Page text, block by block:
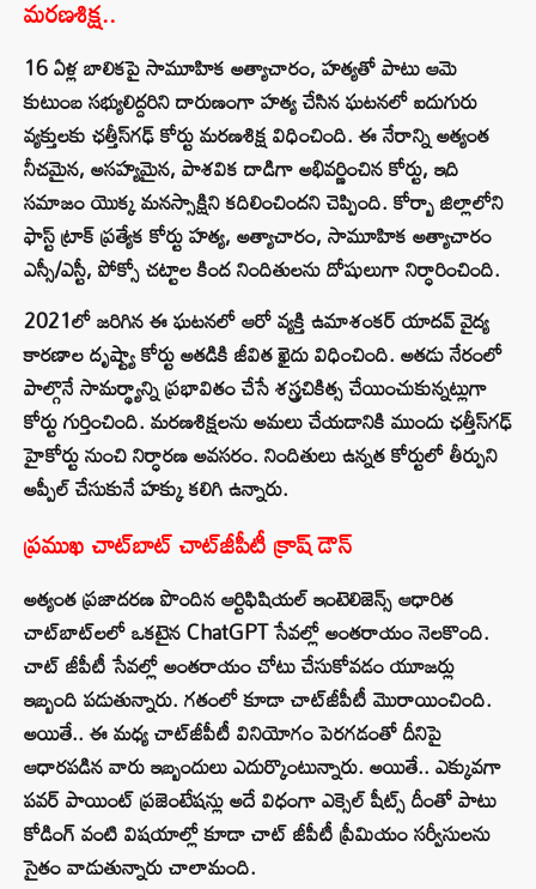
మరణశిక్ష..
16 ఏళ్ల బాలికపై సామూహిక అత్యాచారం, హత్యతో పాటు ఆమె
కుటుంబ సభ్యులిద్దరిని దారుణంగా హత్య చేసిన ఘటనలో ఐదుగురు
వ్యక్తులకు ఛత్తీస్‌గఢ్ కోర్టు మరణశిక్ష విధించింది. ఈ నేరాన్ని అత్యంత
నీచమైన, అసహ్యమైన, పాశవిక దాడిగా అభివర్ణించిన కోర్టు, ఇది
సమాజం యొక్క మనస్సాక్షిని కదిలించిందని చెప్పింది. కోర్బా జిల్లాలోని
ఫాస్ట్ ట్రాక్ ప్రత్యేక కోర్టు హత్య, అత్యాచారం, సామూహిక అత్యాచారం
ఎస్సీ/ఎస్టీ, పోక్సో చట్టాల కింద నిందితులను దోషులుగా నిర్ధారించింది.
2021లో జరిగిన ఈ ఘటనలో ఆరో వ్యక్తి ఉమాశంకర్ యాదవ్‌ వైద్య
కారణాల దృష్ట్యా కోర్టు అతడికి జీవిత ఖైదు విధించింది. అతడు నేరంలో
పాల్గొనే సామర్థ్యాన్ని ప్రభావితం చేసే శస్త్రచికిత్స చేయించుకున్నట్లుగా
కోర్టు గుర్తించింది. మరణశిక్షలను అమలు చేయడానికి ముందు ఛత్తీస్‌గఢ్
హైకోర్టు నుంచి నిర్ధారణ అవసరం. నిందితులు ఉన్నత కోర్టులో తీర్పుని
అప్పీల్ చేసుకునే హక్కు కలిగి ఉన్నారు.
ప్రముఖ చాట్‌బాట్‌ చాట్‌జీపీటీ క్రాష్‌ డౌన్‌
అత్యంత ప్రజాదరణ పొందిన ఆర్టిఫిషియల్ ఇంటెలిజెన్స్ ఆధారిత
చాట్‌బాట్‌లలో ఒకటైన ChatGPT సేవల్లో అంతరాయం నెలకొంది.
చాట్ జీపీటీ సేవల్లో అంతరాయం చోటు చేసుకోవడం యూజర్లు
ఇబ్బంది పడుతున్నారు. గతంలో కూడా చాట్‌జీపీటీ మొరాయించింది.
అయితే.. ఈ మధ్య చాట్‌జీపీటీ వినియోగం పెరగడంతో దీనిపై
ఆధారపడిన వారు ఇబ్బందులు ఎదుర్కొంటున్నారు. అయితే.. ఎక్కువగా
పవర్ పాయింట్ ప్రజెంటేషన్లు అదే విధంగా ఎక్సెల్ షీట్స్ దీంతో పాటు
కోడింగ్ వంటి విషయాల్లో కూడా చాట్ జీపీటీ ప్రీమియం సర్వీసులను
సైతం వాడుతున్నారు చాలామంది.